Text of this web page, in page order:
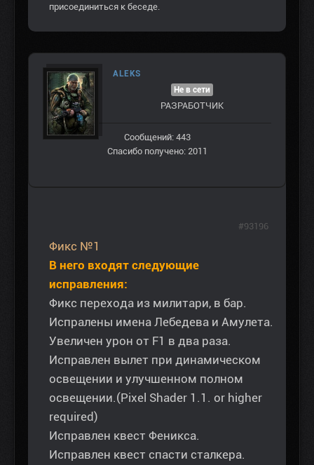
присоединиться к беседе.
ALEKS
Не в сети
РАЗРАБОТЧИК
Сообщений: 443
Спасибо получено: 2011
Фикс №1
В него входят следующие
исправления:
Фикс перехода из милитари, в бар.
Испралены имена Лебедева и Амулета.
Увеличен урон от F1 в два раза.
Исправлен вылет при динамическом
освещении и улучшенном полном
освещении.(Pixel Shader 1.1. or higher
required)
Исправлен квест Феникса.
Исправлен квест спасти сталкера.
#93196